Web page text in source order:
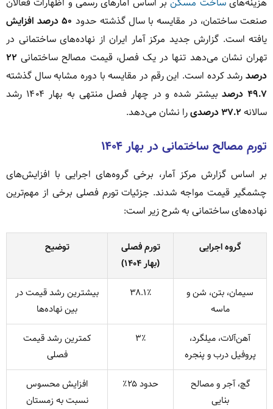
صنعت ساختمان، در مقایسه با سال گذشته حدود ۵۰ درصد افزایش
یافته است. گزارش جدید مرکز آمار ایران از نهاده‌های ساختمانی در
تهران نشان می‌دهد تنها در یک فصل، قیمت مصالح ساختمانی ۲۲
درصد رشد کرده است. این رقم در مقایسه با دوره مشابه سال گذشته
۴۹.۷ درصد
بیشتر شده و در چهار فصل منتهی به بهار ۱۴۰۴ رشد
سالانه۳۷.۲ درصدی را نشان می‌دهد.
تورم مصالح ساختمانی در بهار ۱۴۰۴
بر اساس گزارش مرکز آمار، برخی گروه‌های اجرایی با افزایش‌های
چشمگیر قیمت مواجه شدند. جزئیات تورم فصلی برخی از مهم‌ترین
نهاده‌های ساختمانی به شرح زیر است:
گروه اجرایی
تورم فصلی
(بهار ۱۴۰۴)
توضیح
سیمان، بتن، شن و
ماسه
۳۸.۱٪
بیشترین رشد قیمت در
بین نهاده‌ها
آهن‌آلات، میلگرد،
پروفیل درب و پنجره
۳٪
کمترین رشد قیمت
فصلی
گچ، آجر و مصالح
بنایی
حدود ۲۵٪
افزایش محسوس
نسبت به زمستان